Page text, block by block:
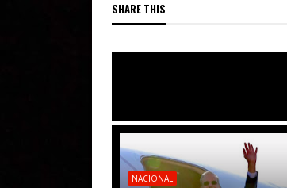
SHARE THIS
NACIONAL